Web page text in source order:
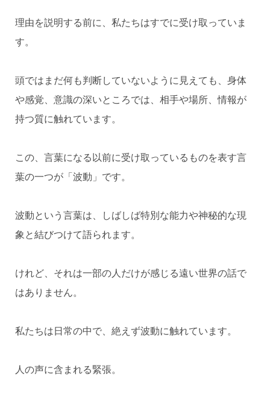
理由を説明する前に、私たちはすでに受け取っていま
す。
頭ではまだ何も判断していないように見えても、身体
や感覚、意識の深いところでは、相手や場所、情報が
持つ質に触れています。
この、言葉になる以前に受け取っているものを表す言
葉の一つが「波動」です。
波動という言葉は、しばしば特別な能力や神秘的な現
象と結びつけて語られます。
けれど、それは一部の人だけが感じる遠い世界の話で
はありません。
私たちは日常の中で、絶えず波動に触れています。
人の声に含まれる緊張。